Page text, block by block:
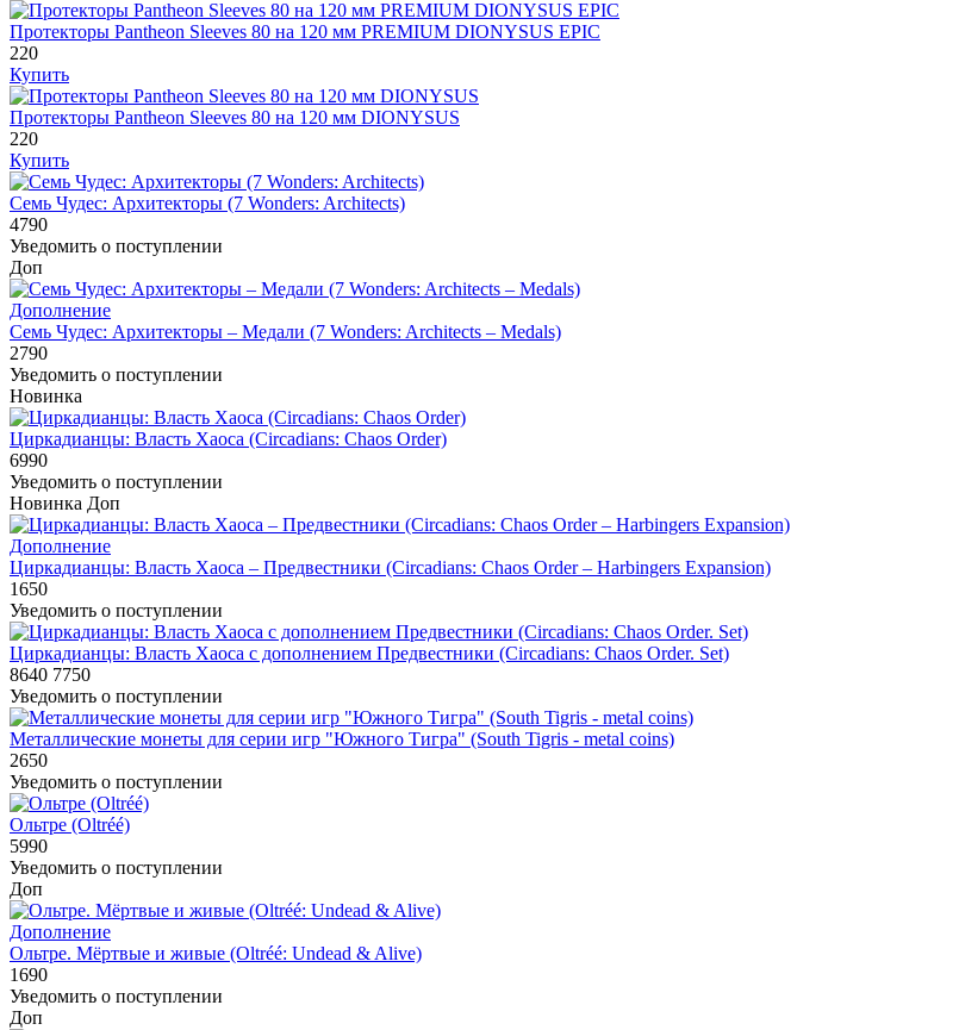
Протекторы Pantheon Sleeves 80 на 120 мм PREMIUM DIONYSUS EPIC
220
Купить
Протекторы Pantheon Sleeves 80 на 120 мм DIONYSUS
220
Купить
Семь Чудес: Архитекторы (7 Wonders: Architects)
4790
Уведомить о поступлении
Доп
Дополнение
Семь Чудес: Архитекторы – Медали (7 Wonders: Architects – Medals)
2790
Уведомить о поступлении
Новинка
Циркадианцы: Власть Хаоса (Circadians: Chaos Order)
6990
Уведомить о поступлении
Новинка Доп
Дополнение
Циркадианцы: Власть Хаоса – Предвестники (Circadians: Chaos Order – Harbingers Expansion)
1650
Уведомить о поступлении
Циркадианцы: Власть Хаоса с дополнением Предвестники (Circadians: Chaos Order. Set)
8640 7750
Уведомить о поступлении
Металлические монеты для серии игр "Южного Тигра" (South Tigris - metal coins)
2650
Уведомить о поступлении
Ольтре (Oltréé)
5990
Уведомить о поступлении
Доп
Дополнение
Ольтре. Мёртвые и живые (Oltréé: Undead & Alive)
1690
Уведомить о поступлении
Доп